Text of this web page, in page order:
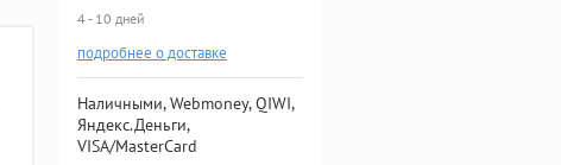
4 - 10 дней
подробнее о доставке
Наличными, Webmoney, QIWI,
Яндекс.Деньги,
VISA/MasterCard